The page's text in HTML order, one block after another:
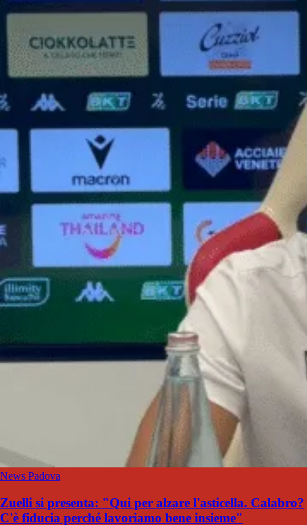
News Padova
Zuelli si presenta: "Qui per alzare l'asticella. Calabro?
C'è fiducia perché lavoriamo bene insieme"